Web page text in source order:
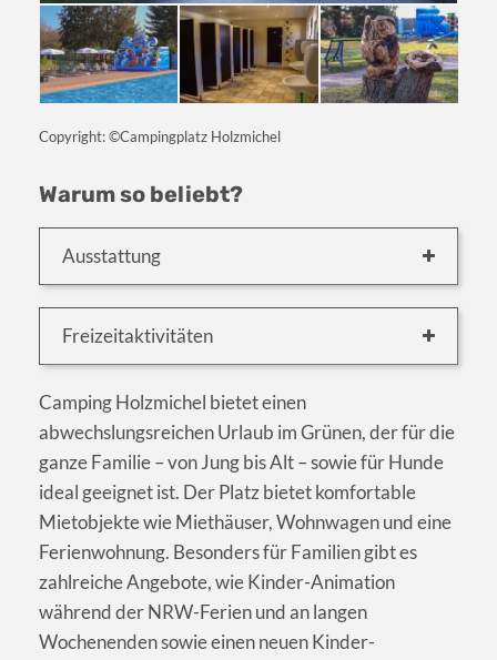
Copyright: ©Campingplatz Holzmichel
Warum so beliebt?
Ausstattung
Freizeitaktivitäten
Camping Holzmichel bietet einen
abwechslungsreichen Urlaub im Grünen, der für die
ganze Familie – von Jung bis Alt – sowie für Hunde
ideal geeignet ist. Der Platz bietet komfortable
Mietobjekte wie Miethäuser, Wohnwagen und eine
Ferienwohnung. Besonders für Familien gibt es
zahlreiche Angebote, wie Kinder-Animation
während der NRW-Ferien und an langen
Wochenenden sowie einen neuen Kinder-